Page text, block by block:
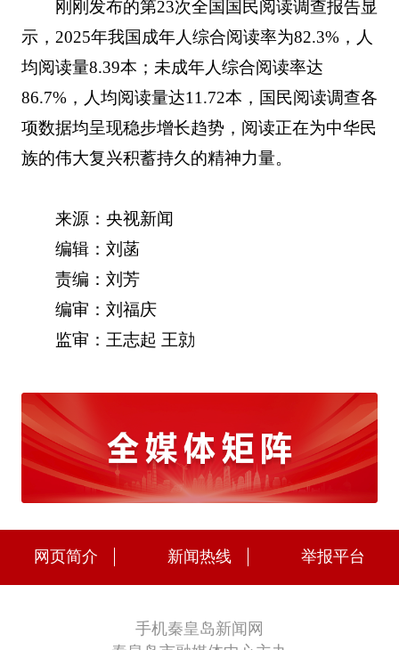
刚刚发布的第23次全国国民阅读调查报告显
示，2025年我国成年人综合阅读率为82.3%，人
均阅读量8.39本；未成年人综合阅读率达
86.7%，人均阅读量达11.72本，国民阅读调查各
项数据均呈现稳步增长趋势，阅读正在为中华民
族的伟大复兴积蓄持久的精神力量。
来源：央视新闻
编辑：刘菡
责编：刘芳
编审：刘福庆
监审：王志起 王勍
网页简介 新闻热线 举报平台
手机秦皇岛新闻网